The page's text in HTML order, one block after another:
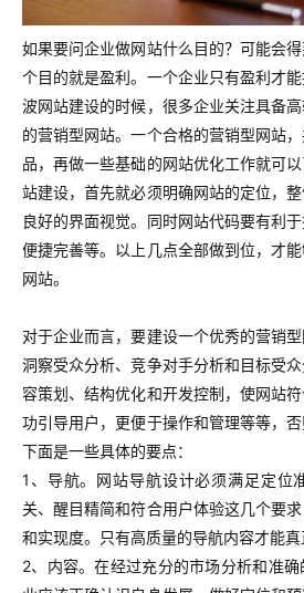
如果要问企业做网站什么目的？可能会
个目的就是盈利。一个企业只有盈利才
波网站建设的时候，很多企业关注具备
的营销型网站。一个合格的营销型网站
品，再做一些基础的网站优化工作就可
站建设，首先就必须明确网站的定位，
良好的界面视觉。同时网站代码要有利
便捷完善等。以上几点全部做到位，才
网站。
对于企业而言，要建设一个优秀的营销
洞察受众分析、竞争对手分析和目标受
容策划、结构优化和开发控制，使网站
功引导用户，更便于操作和管理等等，否
下面是一些具体的要点：
1、导航。网站导航设计必须满足定位
关、醒目精简和符合用户体验这几个要
和实现度。只有高质量的导航内容才能真
2、内容。在经过充分的市场分析和准